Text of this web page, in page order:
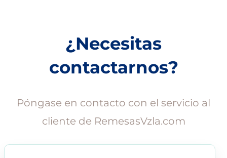
¿Necesitas
contactarnos?
Póngase en contacto con el servicio al
cliente de RemesasVzla.com